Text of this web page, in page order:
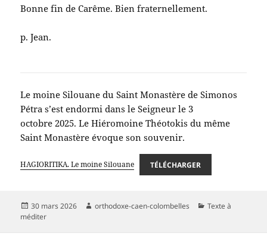
Bonne fin de Carême. Bien fraternellement.
p. Jean.
Le moine Silouane du Saint Monastère de Simonos
Pétra s’est endormi dans le Seigneur le 3
octobre 2025. Le Hiéromoine Théotokis du même
Saint Monastère évoque son souvenir.
HAGIORITIKA. Le moine Silouane TÉLÉCHARGER
Publié
le
30 mars 2026 Auteur
orthodoxe-caen-colombelles Catégories
Texte à
méditer